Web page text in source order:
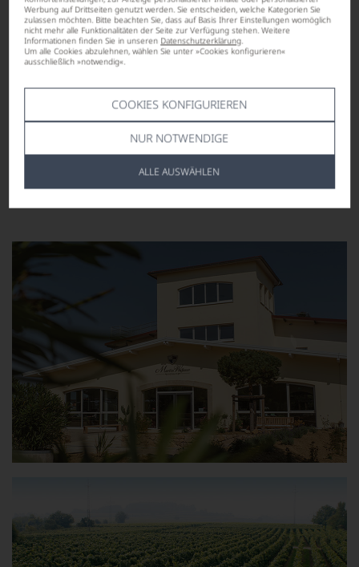
Werbung auf Drittseiten genutzt werden. Sie entscheiden, welche Kategorien Sie
zulassen möchten. Bitte beachten Sie, dass auf Basis Ihrer Einstellungen womöglich
nicht mehr alle Funktionalitäten der Seite zur Verfügung stehen. Weitere
Informationen finden Sie in unseren Datenschutzerklärung.
Um alle Cookies abzulehnen, wählen Sie unter »Cookies konfigurieren«
ausschließlich »notwendig«.
COOKIES KONFIGURIEREN
NUR NOTWENDIGE
ALLE AUSWÄHLEN
Ab-Hof-Preis
pro Flasche (0.75l), € 77,33/L